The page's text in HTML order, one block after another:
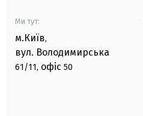
Ми тут:
м.Київ,
вул. Володимирська
61/11, офіс 50